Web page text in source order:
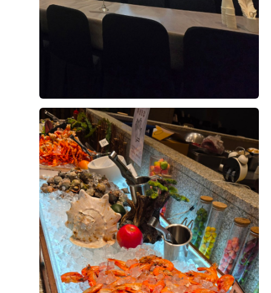
다양한 메뉴가 준비되어 있었는데, 그중에서도 가장 기억
에 남았던 건 양갈비와 회였어요. 먼저 양갈비는 생각보
다 훨씬 부드러웠고 잡내가 전혀 느껴지지 않았어요. 육
즙도 풍부하고 고기가 촉촉해서 한입 먹자마자 "이건 꼭
그리고 회도 정말 인상적이었어요. 신선도가 좋아서 비린
맛이 전혀 없었고, 식감도 쫄깃해서 계속 손이 가더라고
요. 평소 회를 좋아하는 편인데, 하객분들도 충분히 만족
하실 것 같았어요. 다른 뷔페 메뉴들도 전체적으로 깔끔
하고 종류가 다양해서 남녀노소 누구나 맛있게 즐길 수
있을 것 같았습니다.
특히 부모님과 함께 시식을 진행했는데, 부모님께서도 음
식 퀄리티가 생각보다 좋다고 말씀하셔서 더욱 안심이 됐
어요. 결혼식을 준비하면서 하객분들 식사가 가장 신경
쓰이는 부분 중 하나였는데, 직접 먹어보니 걱정을 조금
덜 수 있었던 것 같습니다.
안녕하세요,
결혼식이 얼마 남지 않아 위더스 영등포 웨딩홀 시식에
다녀왔습니다.
한식, 중식, 양식, 해산물, 샐러드 등 메뉴 구성이 다양했
고, 음식마다 맛의 편차가 크지 않아 전반적으로 만족스
러웠습니다.
디저트도 과일, 케이크, 떡 등 여러 종류가 준비되어 있어
식사를 마무리하기 좋았습니다. 메인 음식뿐 아니라 후식
까지 선택지가 다양하다는 점도 마음에 들었습니다.
직원분들께서 빈 접시도 빨리빨리 치워주시고, 음식이 부
더 보기
+8